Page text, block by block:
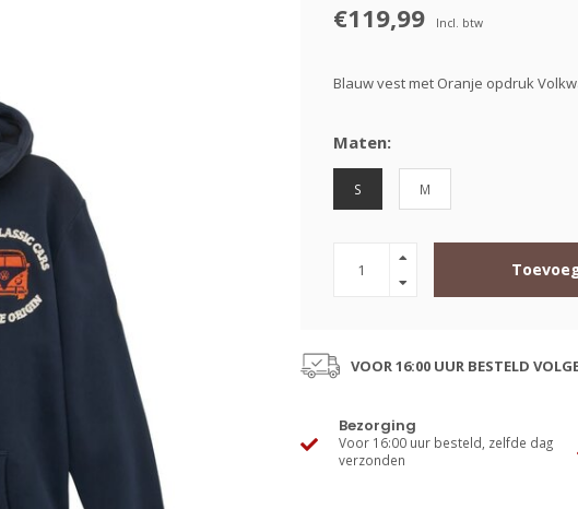
€119,99 Incl. btw
Blauw vest met Oranje opdruk
Maten:
S M
VOOR 16:00 UUR BESTELD
Bezorging
Voor 16:00 uur besteld, zelfde dag
verzonden